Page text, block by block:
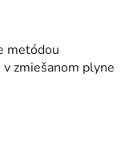
metódou
zmiešanom plyne